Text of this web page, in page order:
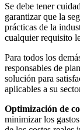
Se debe tener
garantizar que la
prácticas de la
cualquier requisito
Para todos los
responsables de
solución para
aplicables a su
Optimización de
minimizar los